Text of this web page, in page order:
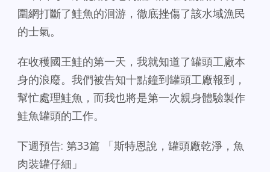
圍網打斷了鮭魚的洄游，徹底挫傷了該水域漁民
的士氣。
在收穫國王鮭的第一天，我就知道了罐頭工廠本
身的浪廢。我們被告知十點鐘到罐頭工廠報到，
幫忙處理鮭魚，而我也將是第一次親身體驗製作
鮭魚罐頭的工作。
下週預告: 第33篇 「斯特恩說，罐頭廠乾淨，魚
肉裝罐仔細」